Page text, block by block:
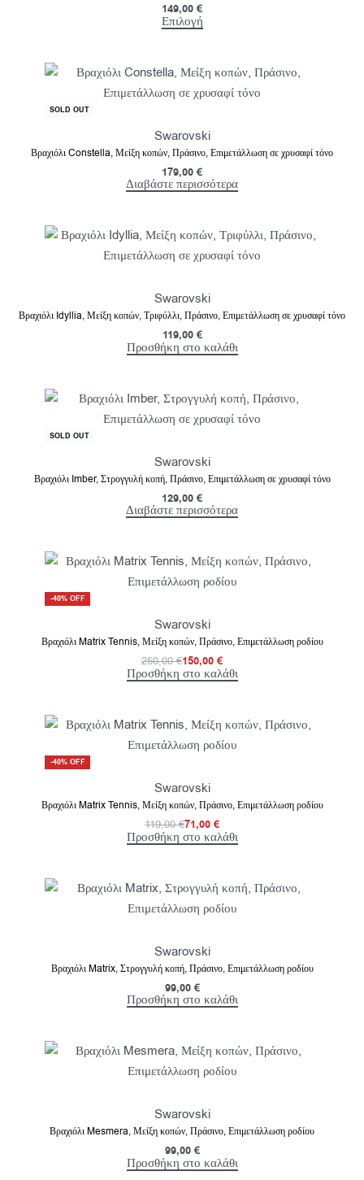
149,00 €
Επιλογή
SOLD OUT
Swarovski
Βραχιόλι Constella, Μείξη κοπών, Πράσινο, Επιμετάλλωση σε χρυσαφί τόνο
179,00 €
Διαβάστε περισσότερα
Swarovski
Βραχιόλι Idyllia, Μείξη κοπών, Τριφύλλι, Πράσινο, Επιμετάλλωση σε χρυσαφί τόνο
119,00 €
Προσθήκη στο καλάθι
SOLD OUT
Swarovski
Βραχιόλι Imber, Στρογγυλή κοπή, Πράσινο, Επιμετάλλωση σε χρυσαφί τόνο
129,00 €
Διαβάστε περισσότερα
-40% OFF
Swarovski
Βραχιόλι Matrix Tennis, Μείξη κοπών, Πράσινο, Επιμετάλλωση ροδίου
250,00€150,00 €
Προσθήκη στο καλάθι
-40% OFF
Swarovski
Βραχιόλι Matrix Tennis, Μείξη κοπών, Πράσινο, Επιμετάλλωση ροδίου
119,00€71,00 €
Προσθήκη στο καλάθι
Swarovski
Βραχιόλι Matrix, Στρογγυλή κοπή, Πράσινο, Επιμετάλλωση ροδίου
99,00 €
Προσθήκη στο καλάθι
Swarovski
Βραχιόλι Mesmera, Μείξη κοπών, Πράσινο, Επιμετάλλωση ροδίου
99,00 €
Προσθήκη στο καλάθι